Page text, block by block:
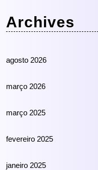
Archives
agosto 2026
março 2026
março 2025
fevereiro 2025
janeiro 2025